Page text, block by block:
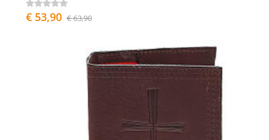
€ 53,90 € 63,90